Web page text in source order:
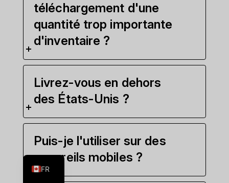
téléchargement d'une
quantité trop importante
d'inventaire ?
Livrez-vous en dehors
des États-Unis ?
Puis-je l'utiliser sur des
appareils mobiles ?
FR
ES